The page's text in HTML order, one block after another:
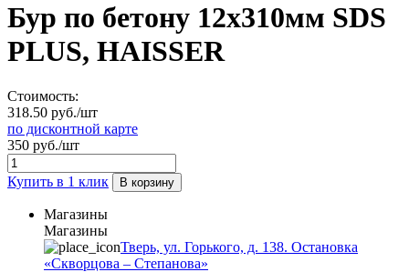
Бур по бетону 12х310мм SDS
PLUS, HAISSER
Стоимость:
318.50 руб./шт
по дисконтной карте
350 руб./шт
Купить в 1 клик В корзину
Магазины
Магазины
Тверь, ул. Горького, д. 138. Остановка
«Скворцова – Степанова»